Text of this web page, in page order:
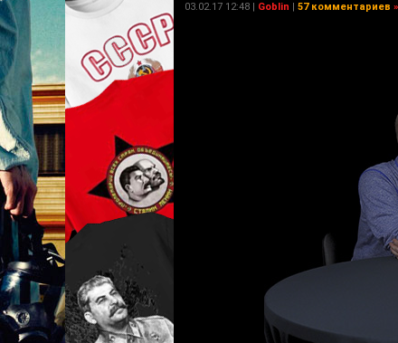
03.02.17 12:48 | Goblin | 57 комментариев »